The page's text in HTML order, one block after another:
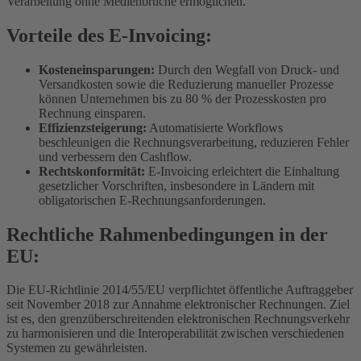
Vorteile des E-Invoicing:
Kosteneinsparungen: Durch den Wegfall von Druck- und
Versandkosten sowie die Reduzierung manueller Prozesse
können Unternehmen bis zu 80 % der Prozesskosten pro
Rechnung einsparen.
Effizienzsteigerung: Automatisierte Workflows
beschleunigen die Rechnungsverarbeitung, reduzieren Fehler
und verbessern den Cashflow.
Rechtskonformität: E-Invoicing erleichtert die Einhaltung
gesetzlicher Vorschriften, insbesondere in Ländern mit
obligatorischen E-Rechnungsanforderungen.
Rechtliche Rahmenbedingungen in der
EU:
Die EU-Richtlinie 2014/55/EU verpflichtet öffentliche Auftraggeber
seit November 2018 zur Annahme elektronischer Rechnungen. Ziel
ist es, den grenzüberschreitenden elektronischen Rechnungsverkehr
zu harmonisieren und die Interoperabilität zwischen verschiedenen
Systemen zu gewährleisten.